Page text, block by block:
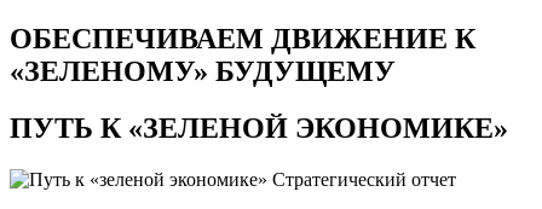
ОБЕСПЕЧИВАЕМ ДВИЖЕНИЕ К
«ЗЕЛЕНОМУ» БУДУЩЕМУ
ПУТЬ К«ЗЕЛЕНОЙ ЭКОНОМИКЕ»
Стратегический отчет